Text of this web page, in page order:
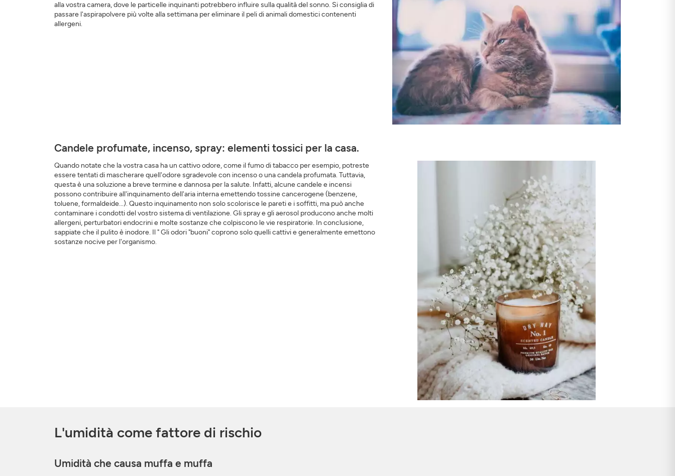
alla vostra camera, dove le particelle inquinanti potrebbero influire sulla qualità del sonno. Si consiglia di
passare l'aspirapolvere più volte alla settimana per eliminare il peli di animali domestici contenenti
allergeni.
Candele profumate, incenso, spray: elementi tossici per la casa.
Quando notate che la vostra casa ha un cattivo odore, come il fumo di tabacco per esempio, potreste
essere tentati di mascherare quell'odore sgradevole con incenso o una candela profumata. Tuttavia,
questa è una soluzione a breve termine e dannosa per la salute. Infatti, alcune candele e incensi
possono contribuire all'inquinamento dell'aria interna emettendo tossine cancerogene (benzene,
toluene, formaldeide...). Questo inquinamento non solo scolorisce le pareti e i soffitti, ma può anche
contaminare i condotti del vostro sistema di ventilazione. Gli spray e gli aerosol producono anche molti
allergeni, perturbatori endocrini e molte sostanze che colpiscono le vie respiratorie. In conclusione,
sappiate che il pulito è inodore. Il " Gli odori "buoni" coprono solo quelli cattivi e generalmente emettono
sostanze nocive per l'organismo.
L'umidità come fattore di rischio
Umidità che causa muffa e muffa